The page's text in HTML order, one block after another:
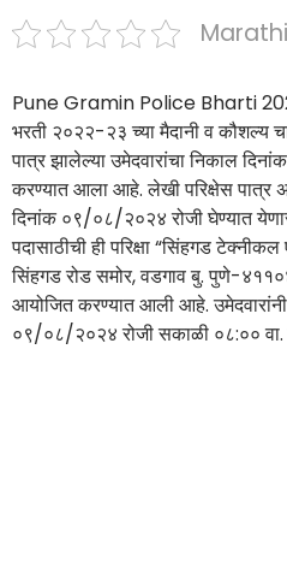
Pune Gramin Police Bharti
भरती २०२२-२३ च्या मैदानी व कौशल्य
पात्र झालेल्या उमेदवारांचा निकाल
करण्यात आला आहे. लेखी परिक्षेस पात्र
दिनांक ०९/०८/२०२४ रोजी घेण्यात
पदासाठीची ही परिक्षा “सिंहगड
सिंहगड रोड समोर, वडगाव बु. पुणे-
आयोजित करण्यात आली आहे. उमेदवारांनी
०९/०८/२०२४ रोजी सकाळी ०८:०० वा.